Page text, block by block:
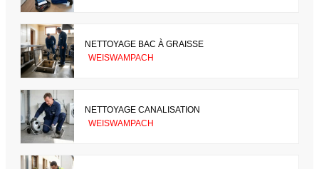
NETTOYAGE BAC À GRAISSE
WEISWAMPACH
NETTOYAGE CANALISATION
WEISWAMPACH